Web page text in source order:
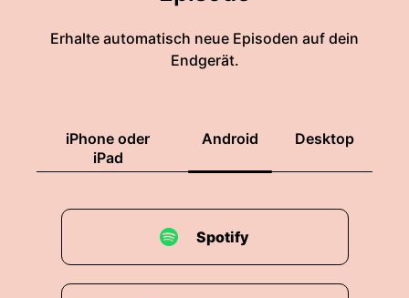
Erhalte automatisch neue Episoden auf dein
Endgerät.
iPhone oder
iPad
Android Desktop
Spotify